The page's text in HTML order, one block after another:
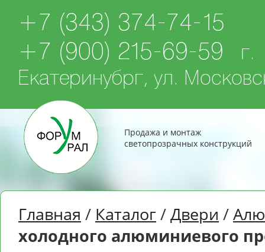
+7 (343) 374-74-15
+7 (900) 215-69-59
г.
Екатеринубрг, ул.
Продажа и монтаж
светопрозрачных конструкций
Главная / Каталог /Двери /
холодного алюминиевого